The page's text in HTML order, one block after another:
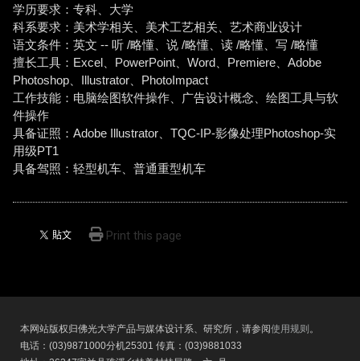
学历要求：专科、大学
科系要求：美术学相关、美术工艺相关、艺术商业设计
语文条件：英文 -- 听 /略懂、说 /略懂、读 /略懂、写 /略懂
擅长工具：Excel、PowerPoint、Word、Premiere、Adobe
Photoshop、Illustrator、PhotoImpact
工作技能：电脑绘图软件操作、广告设计概念、绘图工具与软
件操作
具备证照：Adobe Illustrator、TQC-IP-影像处理Photoshop-实
用级PT1
具备驾照：轻型机车、普通重型机车
Print this page
本网站版权归佛光大学产品与媒体设计系、研究所，请参阅使用规则 。
电话：(03)9871000分机25301 传真：(03)9881033